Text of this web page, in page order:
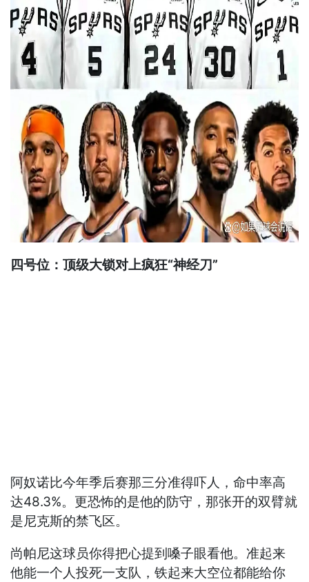
四号位：顶级大锁对上疯狂“神经刀”
阿奴诺比今年季后赛那三分准得吓人，命中率高
达48.3%。更恐怖的是他的防守，那张开的双臂就
是尼克斯的禁飞区。
尚帕尼这球员你得把心提到嗓子眼看他。准起来
他能一个人投死一支队，铁起来大空位都能给你